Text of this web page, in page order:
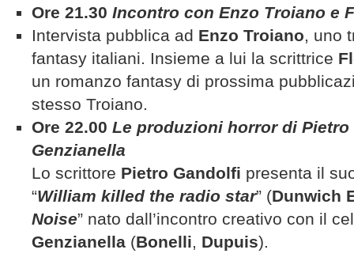
Ore 21.30 Incontro con Enzo Troiano e
Intervista pubblica ad Enzo Troiano, uno
fantasy italiani. Insieme a lui la scrittrice
un romanzo fantasy di prossima
stesso Troiano.
Ore 22.00 Le produzioni horror di Pietro
Genzianella
Lo scrittore Pietro Gandolfi presenta il
“William killed the radio star” (Dunwich
Noise” nato dall’incontro creativo con il
Genzianella (Bonelli, Dupuis).